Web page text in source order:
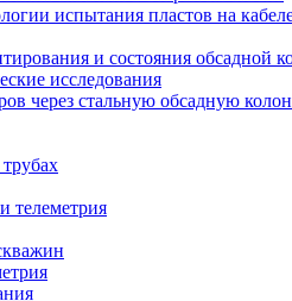
испытания пластов на
и состояния обсадной
исследования
через стальную обсадную
телеметрия